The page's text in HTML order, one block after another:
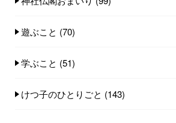
遊ぶこと (70)
学ぶこと (51)
けつ子のひとりごと (143)